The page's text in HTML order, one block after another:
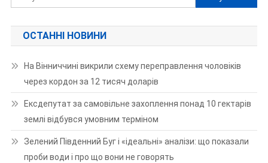
ОСТАННІ НОВИНИ
На Вінниччині викрили схему переправлення чоловіків
через кордон за 12 тисяч доларів
Ексдепутат за самовільне захоплення понад 10 гектарів
землі відбувся умовним терміном
Зелений Південний Буг і «ідеальні» аналізи: що показали
проби води і про що вони не говорять